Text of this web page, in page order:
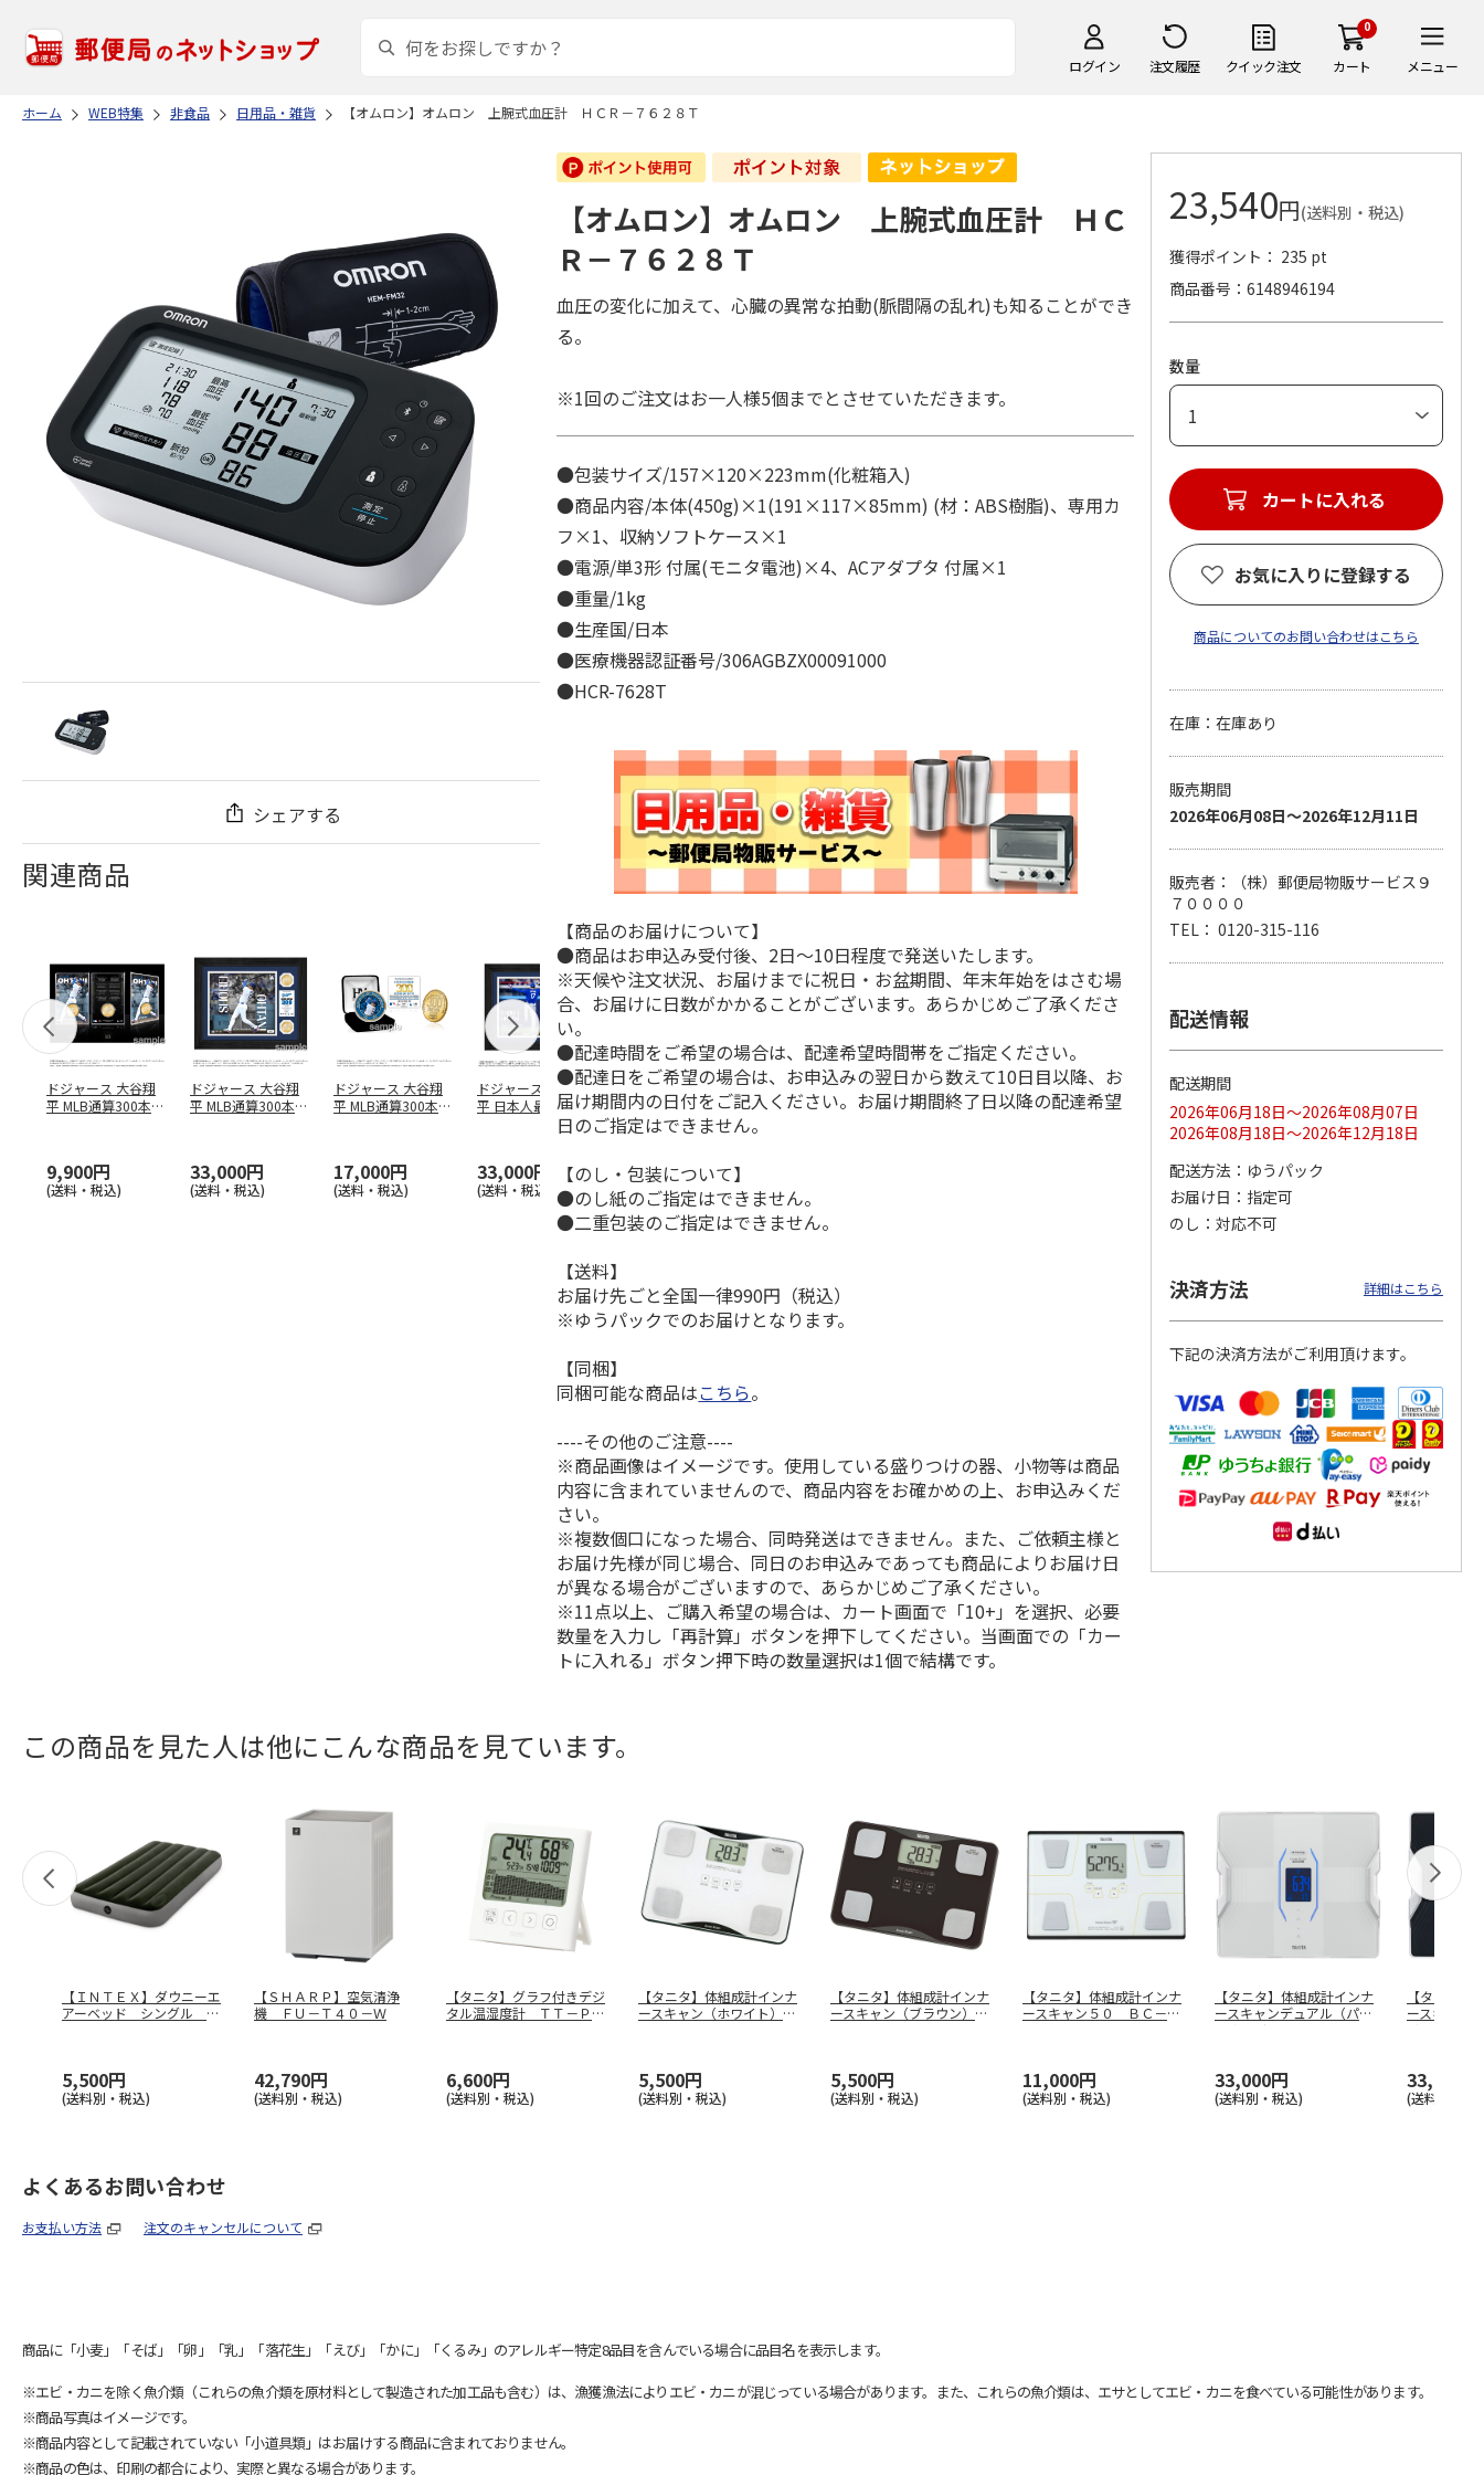
ログイン 注文履歴 クイック注文
0
カート メニュー
ホーム WEB特集 非食品 日用品・雑貨 【オムロン】オムロン 上腕式血圧計 ＨＣＲ－７６２８Ｔ
シェアする
関連商品
ドジャース 大谷翔
平 MLB通算300本塁
9,900円
(送料・税込)
ドジャース 大谷翔
平 MLB通算300本塁
33,000円
(送料・税込)
ドジャース 大谷翔
平 MLB通算300本塁
17,000円
(送料・税込)
ドジャース 大谷翔
平 日本人最多53試
合連続出塁記念 ダ
33,000円
(送料・税込)
MLB ドジャース 大
谷翔平 2026 NL 3・
4月投手…
33,000円
(送料・税込)
ドジャース 大谷翔
平 日本人最多53試
(送料・税込)
MLB ドジャース 大
谷翔平・山本由伸・
MLB ドジャース 大
谷翔平 2026 NL 3・
ドジャース 大谷翔
平 日本人最多53試
合連続出塁記念 シ
ル…
17,000円
(送料・税込)
谷翔平 2026 NL 3・
4月投手…
【オムロン】オムロン 上腕式血圧計 ＨＣ
Ｒ－７６２８Ｔ
血圧の変化に加えて、心臓の異常な拍動(脈間隔の乱れ)も知ることができ
る。
※1回のご注文はお一人様5個までとさせていただきます。
●包装サイズ/157×120×223mm(化粧箱入)
●商品内容/本体(450g)×1(191×117×85mm) (材：ABS樹脂)、専用カ
フ×1、収納ソフトケース×1
●電源/単3形 付属(モニタ電池)×4、ACアダプタ 付属×1
●重量/1kg
●生産国/日本
●医療機器認証番号/306AGBZX00091000
●HCR-7628T
【商品のお届けについて】
●商品はお申込み受付後、2日～10日程度で発送いたします。
※天候や注文状況、お届けまでに祝日・お盆期間、年末年始をはさむ場
合、お届けに日数がかかることがございます。あらかじめご了承くださ
い。
●配達時間をご希望の場合は、配達希望時間帯をご指定ください。
●配達日をご希望の場合は、お申込みの翌日から数えて10日目以降、お
届け期間内の日付をご記入ください。お届け期間終了日以降の配達希望
日のご指定はできません。
【のし・包装について】
●のし紙のご指定はできません。
●二重包装のご指定はできません。
【送料】
お届け先ごと全国一律990円（税込）
※ゆうパックでのお届けとなります。
【同梱】
同梱可能な商品はこちら。
----その他のご注意----
※商品画像はイメージです。使用している盛りつけの器、小物等は商品
内容に含まれていませんので、商品内容をお確かめの上、お申込みくだ
さい。
※複数個口になった場合、同時発送はできません。また、ご依頼主様と
お届け先様が同じ場合、同日のお申込みであっても商品によりお届け日
が異なる場合がございますので、あらかじめご了承ください。
※11点以上、ご購入希望の場合は、カート画面で「10+」を選択、必要
数量を入力し「再計算」ボタンを押下してください。当画面での「カー
トに入れる」ボタン押下時の数量選択は1個で結構です。
23,540円(送料別・税込)
獲得ポイント： 235 pt
商品番号
6148946194
数量
カートに入れる
お気に入りに登録する
商品についてのお問い合わせはこちら
在庫：在庫あり
販売期間
2026年06月08日～2026年12月11日
販売者：（株）郵便局物販サービス９
７００００
TEL： 0120-315-116
配送情報
配送期間
2026年06月18日～2026年08月07日
2026年08月18日～2026年12月18日
配送方法
ゆうパック
お届け日
指定可
のし
対応不可
決済方法 詳細はこちら
下記の決済方法がご利用頂けます。
この商品を見た人は他にこんな商品を見ています。
【ＩＮＴＥＸ】ダウニーエ
アーベッド シングル ６
5,500円
(送料別・税込)
【ＳＨＡＲＰ】空気清浄
機 ＦＵ－Ｔ４０－Ｗ
42,790円
(送料別・税込)
【タニタ】グラフ付きデジ
タル温湿度計 ＴＴ－Ｐ０
6,600円
(送料別・税込)
【タニタ】体組成計インナ
ースキャン（ホワイト）
5,500円
(送料別・税込)
【タニタ】体組成計インナ
ースキャン（ブラウン）
5,500円
(送料別・税込)
【タニタ】体組成計インナ
ースキャン５０ ＢＣ－３
11,000円
(送料別・税込)
【タニタ】体組成計インナ
ースキャンデュアル（パー
ルホワイト
33,000円
(送料別・税込)
【タニタ】
ースキャン
33,000円
(送料別・税
よくあるお問い合わせ
お支払い方法 注文のキャンセルについて
商品に「小麦」「そば」「卵」「乳」「落花生」「えび」「かに」「くるみ」のアレルギー特定8品目を含んでいる場合に品目名を表示します。
※エビ・カニを除く魚介類（これらの魚介類を原材料として製造された加工品も含む）は、漁獲漁法によりエビ・カニが混じっている場合があります。また、これらの魚介類は、エサとしてエビ・カニを食べている可能性があります。
※商品写真はイメージです。
※商品内容として記載されていない「小道具類」はお届けする商品に含まれておりません。
※商品の色は、印刷の都合により、実際と異なる場合があります。